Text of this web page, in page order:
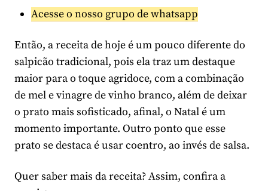
Acesse o nosso grupo de whatsapp
Então, a receita de hoje é um pouco diferente do
salpicão tradicional, pois ela traz um destaque
maior para o toque agridoce, com a combinação
de mel e vinagre de vinho branco, além de deixar
o prato mais sofisticado, afinal, o Natal é um
momento importante. Outro ponto que esse
prato se destaca é usar coentro, ao invés de salsa.
Quer saber mais da receita? Assim, confira a